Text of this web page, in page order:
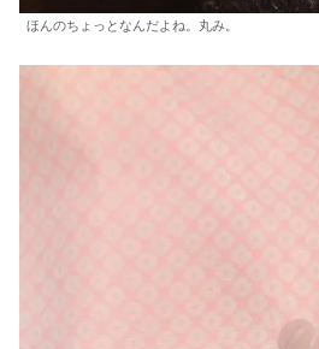
ほんのちょっとなんだよね。丸み。